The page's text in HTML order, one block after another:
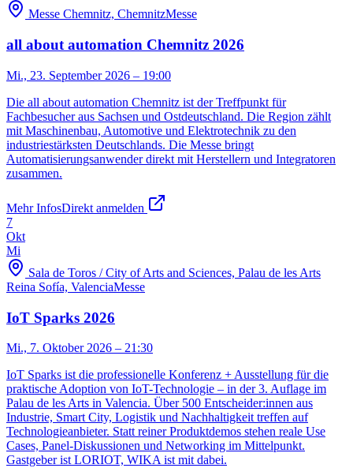
Messe Chemnitz, ChemnitzMesse
all about automation Chemnitz 2026
Mi., 23. September 2026 – 19:00
Die all about automation Chemnitz ist der Treffpunkt für
Fachbesucher aus Sachsen und Ostdeutschland. Die Region zählt
mit Maschinenbau, Automotive und Elektrotechnik zu den
industriestärksten Deutschlands. Die Messe bringt
Automatisierungsanwender direkt mit Herstellern und Integratoren
zusammen.
Mehr InfosDirekt anmelden
7
Okt
Mi
Sala de Toros / City of Arts and Sciences, Palau de les Arts
Reina Sofía, ValenciaMesse
IoT Sparks 2026
Mi., 7. Oktober 2026 – 21:30
IoT Sparks ist die professionelle Konferenz + Ausstellung für die
praktische Adoption von IoT-Technologie – in der 3. Auflage im
Palau de les Arts in Valencia. Über 500 Entscheider:innen aus
Industrie, Smart City, Logistik und Nachhaltigkeit treffen auf
Technologieanbieter. Statt reiner Produktdemos stehen reale Use
Cases, Panel-Diskussionen und Networking im Mittelpunkt.
Gastgeber ist LORIOT, WIKA ist mit dabei.